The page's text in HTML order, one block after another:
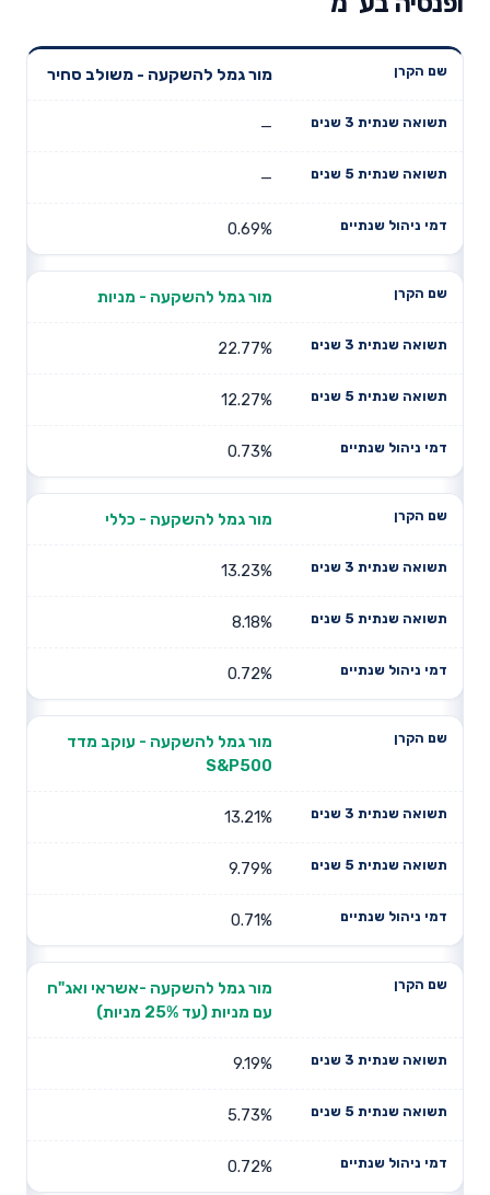
שנים
תשואה
דמי ניהול
מור גמל להשקעה - משולב סחיר
—
—
0.69%
מור גמל להשקעה - מניות
22.77%
12.27%
0.73%
מור גמל להשקעה - כללי
13.23%
8.18%
0.72%
מור גמל להשקעה - עוקב מדד
S&P500
13.21%
9.79%
0.71%
מור גמל להשקעה -אשראי ואג"ח
עם מניות (עד 25% מניות)
9.19%
5.73%
0.72%